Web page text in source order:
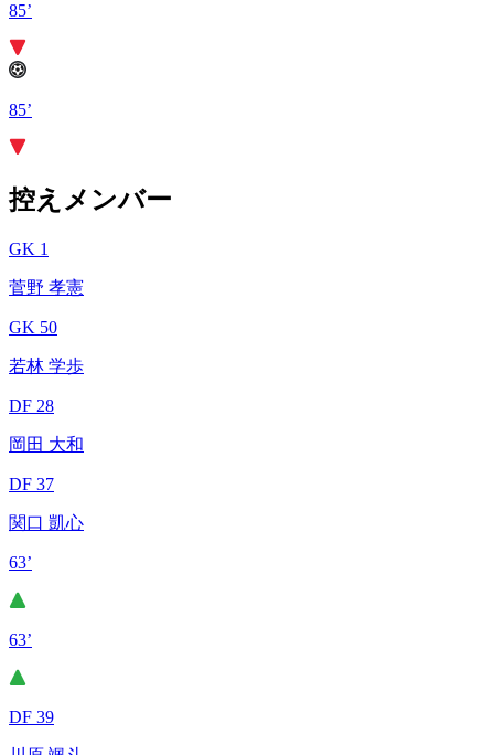
85’
85’
控えメンバー
GK 1
菅野 孝憲
GK 50
若林 学歩
DF 28
岡田 大和
DF 37
関口 凱心
63’
63’
DF 39